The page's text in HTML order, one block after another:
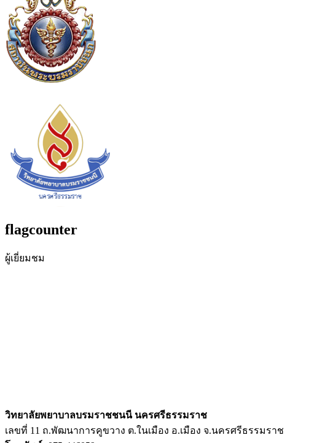
flagcounter
ผู้เยี่ยมชม
วิทยาลัยพยาบาลบรมราชชนนี นครศรีธรรมราช
เลขที่ 11 ถ.พัฒนาการคูขวาง ต.ในเมือง อ.เมือง จ.นครศรีธรรมราช